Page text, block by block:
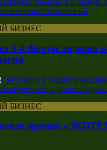
БИЗНЕС
3-й Форум лидеров
БИЗНЕС
премии